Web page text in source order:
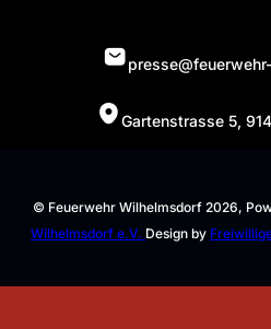
Gartenstrasse 5,
© Feuerwehr Wilhelmsdorf 2026,
Wilhelmsdorf e.V. Design by